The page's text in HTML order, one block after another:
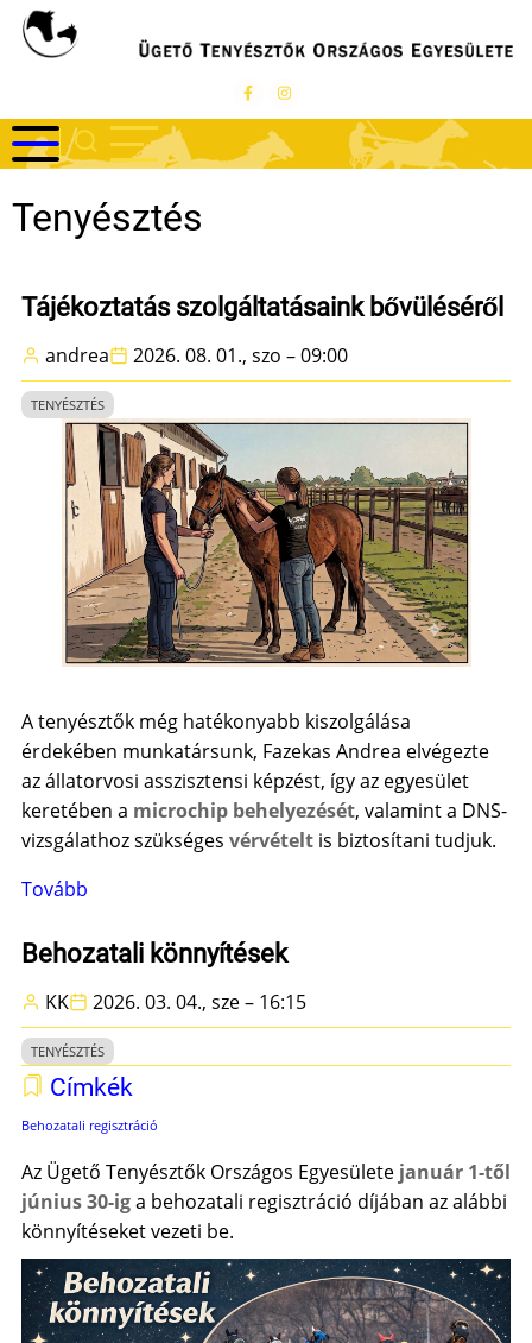
Ugrás
Tenyésztés
Tájékoztatás szolgáltatásaink bővüléséről
andrea 2026. 08. 01., szo – 09:00
TENYÉSZTÉS
A tenyésztők még hatékonyabb kiszolgálása
érdekében munkatársunk, Fazekas Andrea elvégezte
az állatorvosi asszisztensi képzést, így az egyesület
keretében a microchip behelyezését, valamint a DNS-
vizsgálathoz szükséges vérvételt is biztosítani tudjuk.
Tovább
szolgáltatásaink
Behozatali könnyítések
KK 2026. 03. 04., sze – 16:15
TENYÉSZTÉS
Címkék
Behozatali regisztráció
Az Ügető Tenyésztők Országos Egyesülete január 1-től
június 30-iga behozatali regisztráció díjában az alábbi
könnyítéseket vezeti be.